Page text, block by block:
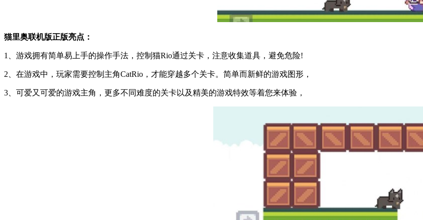
猫里奥联机版正版亮点：
1、游戏拥有简单易上手的操作手法，控制猫Rio通过关卡，注意收集道具，避免危险!
2、在游戏中，玩家需要控制主角CatRio，才能穿越多个关卡。简单而新鲜的游戏图形，
3、可爱又可爱的游戏主角，更多不同难度的关卡以及精美的游戏特效等着您来体验，